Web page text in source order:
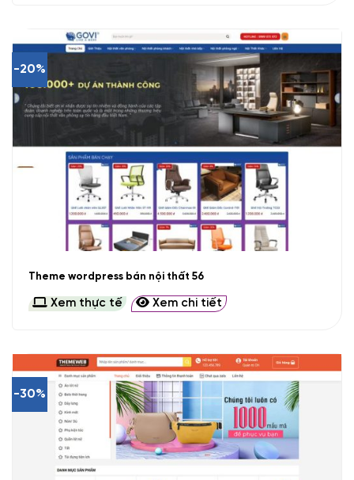
-20%
Theme wordpress bán nội thất 56
Xem thực tế Xem chi tiết
-30%